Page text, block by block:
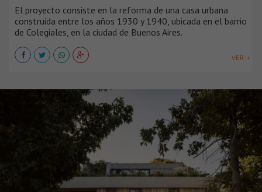
El proyecto consiste en la reforma de una casa urbana
construida entre los años 1930 y 1940, ubicada en el barrio
de Colegiales, en la ciudad de Buenos Aires.
VER +